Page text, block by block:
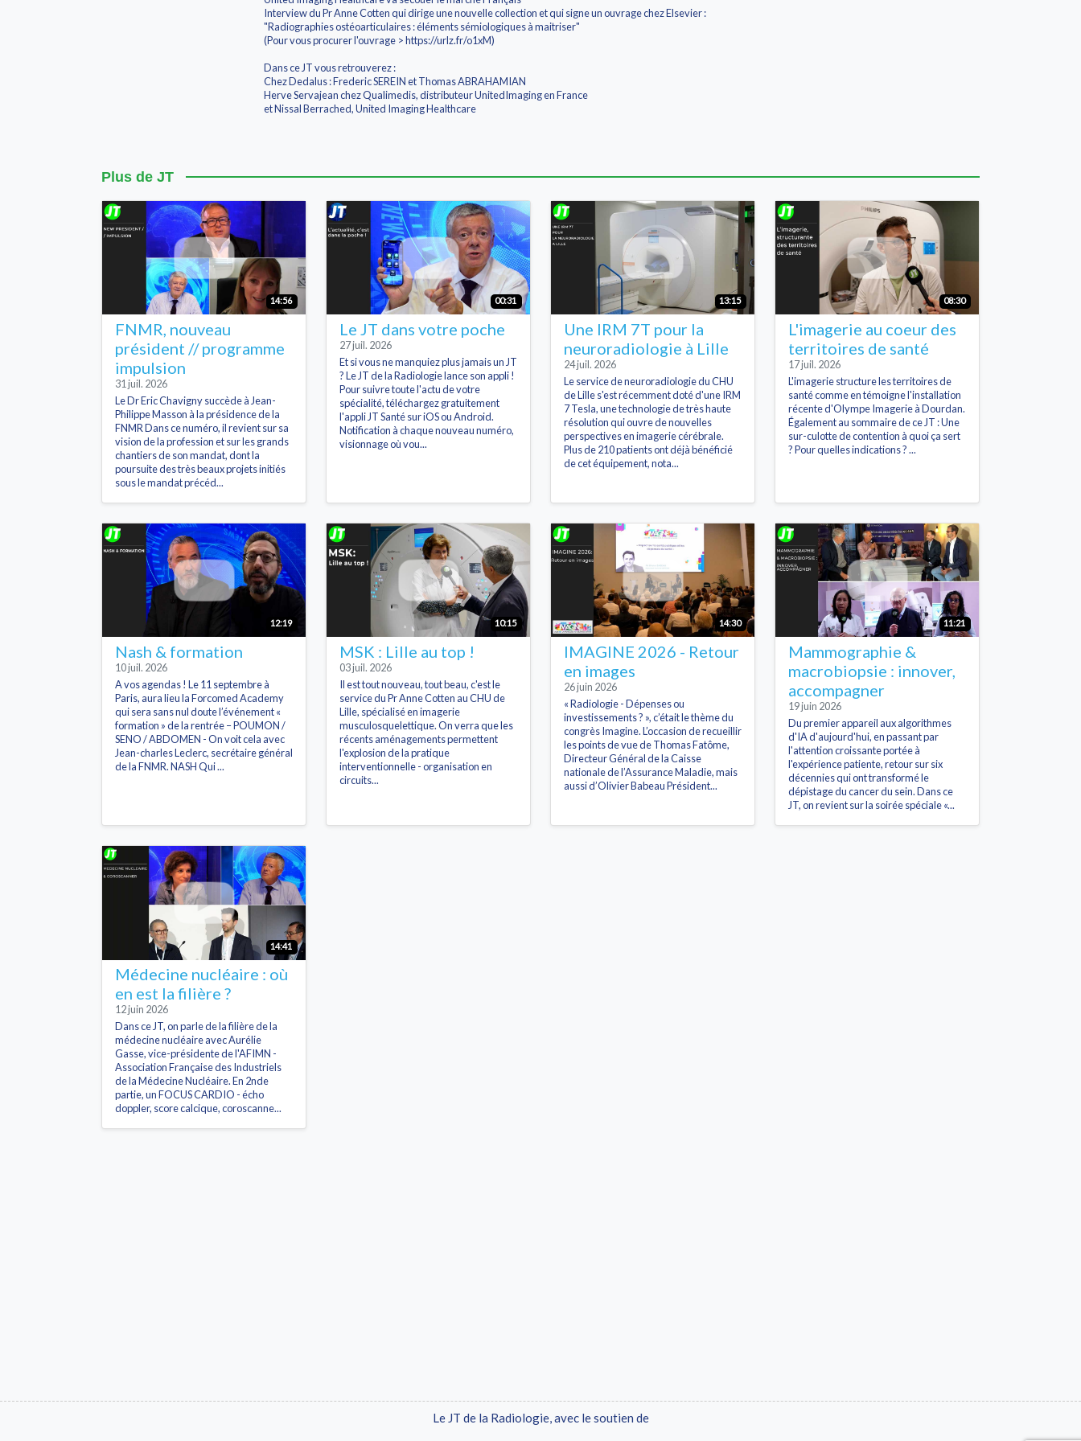
Interview du Pr Anne Cotten qui dirige une nouvelle collection et qui signe un ouvrage chez Elsevier :
"Radiographies ostéoarticulaires : éléments sémiologiques à maitriser"
(Pour vous procurer l'ouvrage > https://urlz.fr/o1xM)
Dans ce JT vous retrouverez :
Chez Dedalus : Frederic SEREIN et Thomas ABRAHAMIAN
Herve Servajean chez Qualimedis, distributeur UnitedImaging en France
et Nissal Berrached, United Imaging Healthcare
Plus de JT
14:56
FNMR, nouveau
président // programme
impulsion
31 juil. 2026
Le Dr Eric Chavigny succède à Jean-
Philippe Masson à la présidence de la
FNMR Dans ce numéro, il revient sur sa
vision de la profession et sur les grands
chantiers de son mandat, dont la
poursuite des très beaux projets initiés
sous le mandat précéd...
00:31
Le JT dans votre poche
27 juil. 2026
Et si vous ne manquiez plus jamais un JT
? Le JT de la Radiologie lance son appli !
Pour suivre toute l'actu de votre
spécialité, téléchargez gratuitement
l'appli JT Santé sur iOS ou Android.
Notification à chaque nouveau numéro,
visionnage où vou...
13:15
Une IRM 7T pour la
neuroradiologie à Lille
24 juil. 2026
Le service de neuroradiologie du CHU
de Lille s'est récemment doté d'une IRM
7 Tesla, une technologie de très haute
résolution qui ouvre de nouvelles
perspectives en imagerie cérébrale.
Plus de 210 patients ont déjà bénéficié
de cet équipement, nota...
08:30
L'imagerie au coeur des
territoires de santé
17 juil. 2026
L'imagerie structure les territoires de
santé comme en témoigne l'installation
récente d'Olympe Imagerie à Dourdan.
Également au sommaire de ce JT : Une
sur-culotte de contention à quoi ça sert
? Pour quelles indications ? ...
12:19
Nash & formation
10 juil. 2026
A vos agendas ! Le 11 septembre à
Paris, aura lieu la Forcomed Academy
qui sera sans nul doute l’événement «
formation » de la rentrée – POUMON /
SENO / ABDOMEN - On voit cela avec
Jean-charles Leclerc, secrétaire général
de la FNMR. NASH Qui ...
10:15
MSK : Lille au top !
03 juil. 2026
Il est tout nouveau, tout beau, c'est le
service du Pr Anne Cotten au CHU de
Lille, spécialisé en imagerie
musculosquelettique. On verra que les
récents aménagements permettent
l'explosion de la pratique
interventionnelle - organisation en
circuits...
14:30
IMAGINE 2026 - Retour
en images
26 juin 2026
« Radiologie - Dépenses ou
investissements ? », c’était le thème du
congrès Imagine. L’occasion de recueillir
les points de vue de Thomas Fatôme,
Directeur Général de la Caisse
nationale de l’Assurance Maladie, mais
aussi d’Olivier Babeau Président...
11:21
Mammographie &
macrobiopsie : innover,
accompagner
19 juin 2026
Du premier appareil aux algorithmes
d'IA d'aujourd'hui, en passant par
l'attention croissante portée à
l'expérience patiente, retour sur six
décennies qui ont transformé le
dépistage du cancer du sein. Dans ce
JT, on revient sur la soirée spéciale «...
14:41
Médecine nucléaire : où
en est la filière ?
12 juin 2026
Dans ce JT, on parle de la filière de la
médecine nucléaire avec Aurélie
Gasse, vice-présidente de l'AFIMN -
Association Française des Industriels
de la Médecine Nucléaire. En 2nde
partie, un FOCUS CARDIO - écho
doppler, score calcique, coroscanne...
Le JT de la Radiologie, avec le soutien de